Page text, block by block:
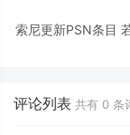
索尼更新PSN条目
评论列表 共有 0 条